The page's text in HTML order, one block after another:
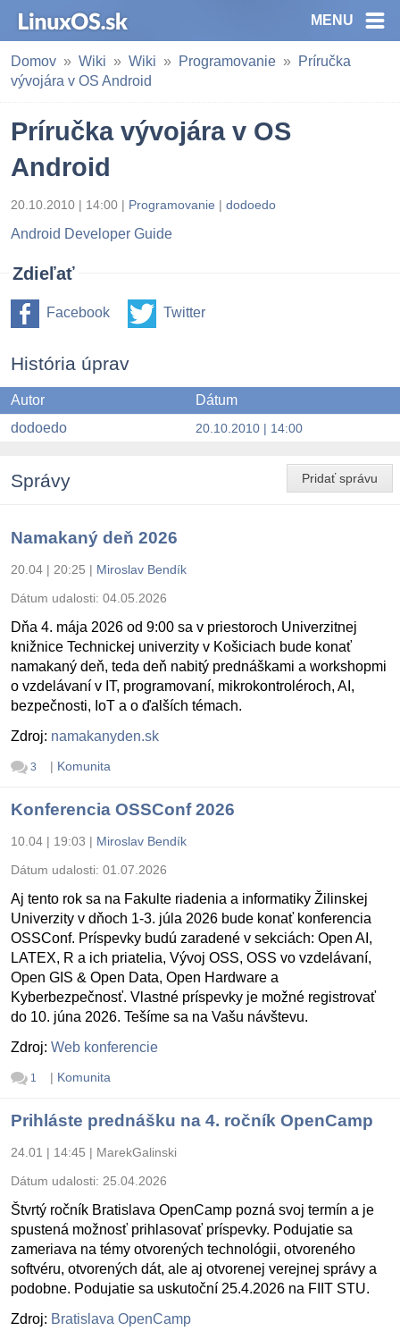
MENU
Domov Wiki Wiki Programovanie
Príručka
vývojára v OS Android
Príručka vývojára v OS
Android
20.10.2010 | 14:00 | Programovanie | dodoedo
Android Developer Guide
Zdieľať
Facebook Twitter
História úprav
Autor
Dátum
dodoedo
20.10.2010 | 14:00
Pridať správu
Správy
Namakaný deň 2026
20.04 | 20:25 | Miroslav Bendík
Dátum udalosti: 04.05.2026
Dňa 4. mája 2026 od 9:00 sa v priestoroch Univerzitnej
knižnice Technickej univerzity v Košiciach bude konať
namakaný deň, teda deň nabitý prednáškami a workshopmi
o vzdelávaní v IT, programovaní, mikrokontroléroch, AI,
bezpečnosti, IoT a o ďalších témach.
Zdroj: namakanyden.sk
3 | Komunita
Konferencia OSSConf 2026
10.04 | 19:03 | Miroslav Bendík
Dátum udalosti: 01.07.2026
Aj tento rok sa na Fakulte riadenia a informatiky Žilinskej
Univerzity v dňoch 1-3. júla 2026 bude konať konferencia
OSSConf. Príspevky budú zaradené v sekciách: Open AI,
LATEX, R a ich priatelia, Vývoj OSS, OSS vo vzdelávaní,
Open GIS & Open Data, Open Hardware a
Kyberbezpečnosť. Vlastné príspevky je možné registrovať
do 10. júna 2026. Tešíme sa na Vašu návštevu.
Zdroj: Web konferencie
1 | Komunita
Prihláste prednášku na 4. ročník OpenCamp
24.01 | 14:45 | MarekGalinski
Dátum udalosti: 25.04.2026
Štvrtý ročník Bratislava OpenCamp pozná svoj termín a je
spustená možnosť prihlasovať príspevky. Podujatie sa
zameriava na témy otvorených technológii, otvoreného
softvéru, otvorených dát, ale aj otvorenej verejnej správy a
podobne. Podujatie sa uskutoční 25.4.2026 na FIIT STU.
Zdroj: Bratislava OpenCamp